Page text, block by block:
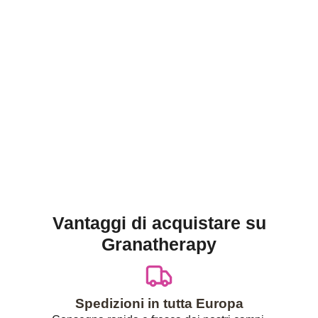
Vantaggi di acquistare su
Granatherapy
Spedizioni in tutta Europa